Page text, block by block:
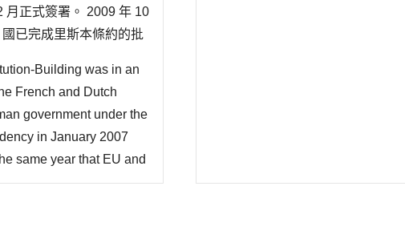
月正式簽署。 2009 年 10
已完成里斯本條約的批
Building was in an
French and Dutch
government under the
in January 2007
same year that EU and
solution to put an end to